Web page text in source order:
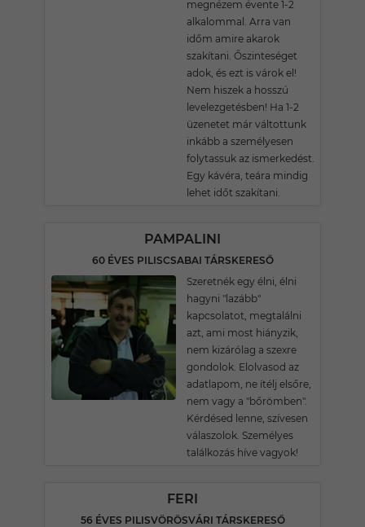
megnézem évente 1-2
alkalommal. Arra van
időm amire akarok
szakítani. Őszinteséget
adok, és ezt is várok el!
Nem hiszek a hosszú
levelezgetésben! Ha 1-2
üzenetet már váltottunk
inkább a személyesen
folytassuk az ismerkedést.
Egy kávéra, teára mindig
lehet időt szakítani.
PAMPALINI
60 ÉVES PILISCSABAI TÁRSKERESŐ
Szeretnék egy élni, élni
hagyni "lazább"
kapcsolatot, megtalálni
azt, ami most hiányzik,
nem kizárólag a szexre
gondolok. Elolvasod az
adatlapom, ne ítélj elsőre,
nem vagy a "bőrömben".
Kérdésed lenne, szívesen
válaszolok. Személyes
találkozás híve vagyok!
FERI
56 ÉVES PILISVÖRÖSVÁRI TÁRSKERESŐ